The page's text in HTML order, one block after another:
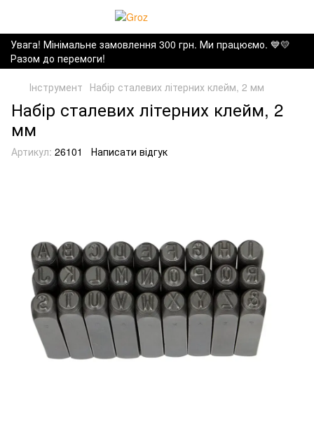
Увага! Мінімальне замовлення 300 грн. Ми працюємо. ​💙💛
Разом до перемоги!
Інструмент Набір сталевих літерних клейм, 2 мм
Набір сталевих літерних клейм, 2
мм
Артикул: 26101 Написати відгук